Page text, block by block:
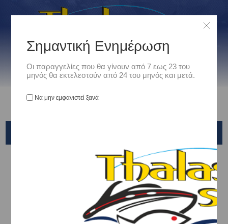
Είδη Αλιείας /
ΤΕΧΝΗΤΑ ΔΟΛΩΜΑΤΑ - ΤΣΑΠΑΡΙ - ΚΑΛΑΜΑΡΙΕΡΕΣ / ΧΤΑΠΟΔΙΕΡΕΣ /
Yamashita
Προϊόντα της Yamashita
Σημαντική Ενημέρωση
Οι παραγγελίες που θα γίνουν από 7 εως 23 του
μηνός θα εκτελεστούν από 24 του μηνός και μετά.
Να μην εμφανιστεί ξανά